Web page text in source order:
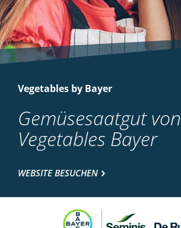
Vegetables by Bayer
Gemüsesaatgut von
Vegetables Bayer
WEBSITE BESUCHEN